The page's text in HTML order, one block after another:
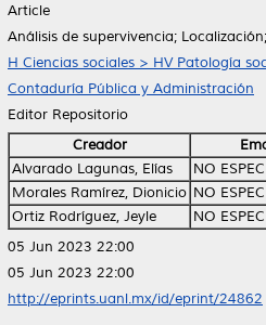
Article
Análisis de supervivencia;
H Ciencias sociales > HV Patología
Contaduría Pública y Administración
Editor Repositorio
Creador
Alvarado Lagunas, Elías
NO
Morales Ramírez, Dionicio NO
Ortiz Rodríguez, Jeyle
NO
05 Jun 2023 22:00
05 Jun 2023 22:00
http://eprints.uanl.mx/id/eprint/24862